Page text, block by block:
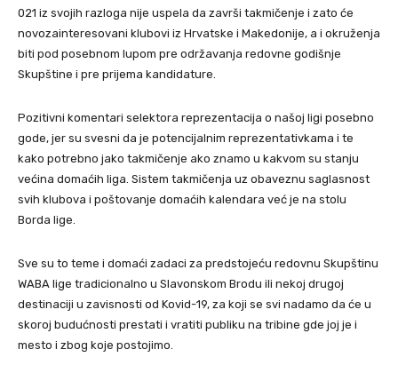
021 iz svojih razloga nije uspela da završi takmičenje i zato će
novozainteresovani klubovi iz Hrvatske i Makedonije, a i okruženja
biti pod posebnom lupom pre održavanja redovne godišnje
Skupštine i pre prijema kandidature.
Pozitivni komentari selektora reprezentacija o našoj ligi posebno
gode, jer su svesni da je potencijalnim reprezentativkama i te
kako potrebno jako takmičenje ako znamo u kakvom su stanju
većina domaćih liga. Sistem takmičenja uz obaveznu saglasnost
svih klubova i poštovanje domaćih kalendara već je na stolu
Borda lige.
Sve su to teme i domaći zadaci za predstojeću redovnu Skupštinu
WABA lige tradicionalno u Slavonskom Brodu ili nekoj drugoj
destinaciji u zavisnosti od Kovid-19, za koji se svi nadamo da će u
skoroj budućnosti prestati i vratiti publiku na tribine gde joj je i
mesto i zbog koje postojimo.